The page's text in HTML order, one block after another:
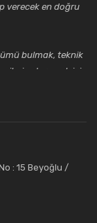
verecek en doğru
bulmak, teknik
ileriye taşımak için
: 15 Beyoğlu /